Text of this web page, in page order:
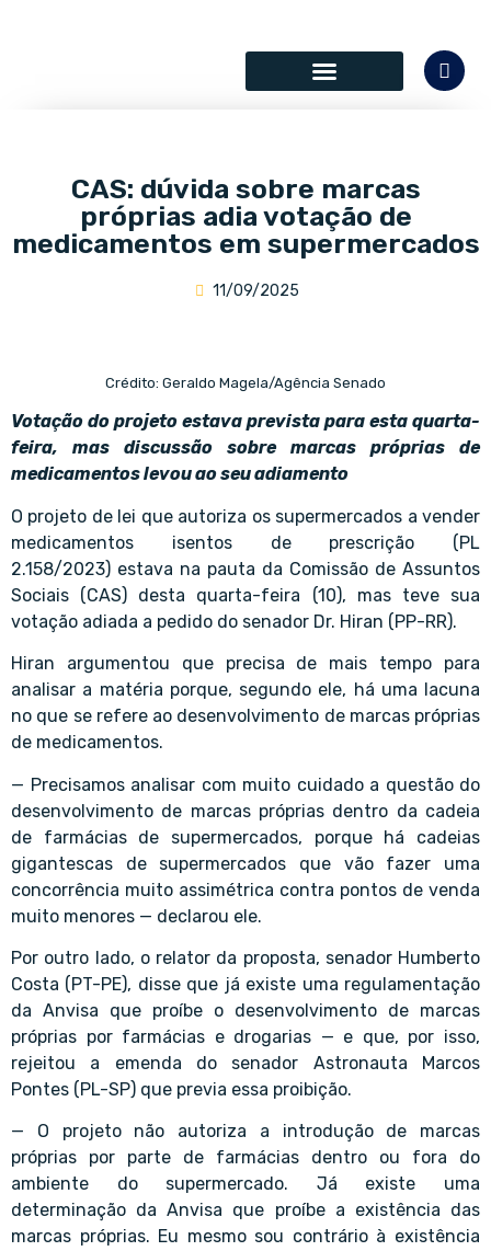
CAS: dúvida sobre marcas
próprias adia votação de
medicamentos em supermercados
11/09/2025
Crédito: Geraldo Magela/Agência Senado
Votação do projeto estava prevista para esta quarta-
feira, mas discussão sobre marcas próprias de
medicamentos levou ao seu adiamento
O projeto de lei que autoriza os supermercados a vender
medicamentos isentos de prescrição (PL
2.158/2023) estava na pauta da Comissão de Assuntos
Sociais (CAS) desta quarta-feira (10), mas teve sua
votação adiada a pedido do senador Dr. Hiran (PP-RR).
Hiran argumentou que precisa de mais tempo para
analisar a matéria porque, segundo ele, há uma lacuna
no que se refere ao desenvolvimento de marcas próprias
de medicamentos.
— Precisamos analisar com muito cuidado a questão do
desenvolvimento de marcas próprias dentro da cadeia
de farmácias de supermercados, porque há cadeias
gigantescas de supermercados que vão fazer uma
concorrência muito assimétrica contra pontos de venda
muito menores — declarou ele.
Por outro lado, o relator da proposta, senador Humberto
Costa (PT-PE), disse que já existe uma regulamentação
da Anvisa que proíbe o desenvolvimento de marcas
próprias por farmácias e drogarias — e que, por isso,
rejeitou a emenda do senador Astronauta Marcos
Pontes (PL-SP) que previa essa proibição.
— O projeto não autoriza a introdução de marcas
próprias por parte de farmácias dentro ou fora do
ambiente do supermercado. Já existe uma
determinação da Anvisa que proíbe a existência das
marcas próprias. Eu mesmo sou contrário à existência